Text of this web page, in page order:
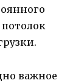
важное